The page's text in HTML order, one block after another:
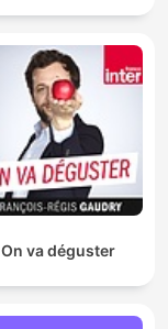
On va déguster